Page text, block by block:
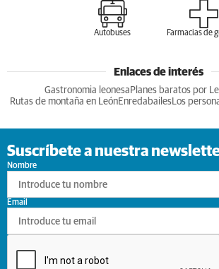
Autobuses Farmacias de
Enlaces de interés
Gastronomia leonesa Planes baratos por
Rutas de montaña en LeónEnredabailesLos
Suscríbete a nuestra
Nombre
Email